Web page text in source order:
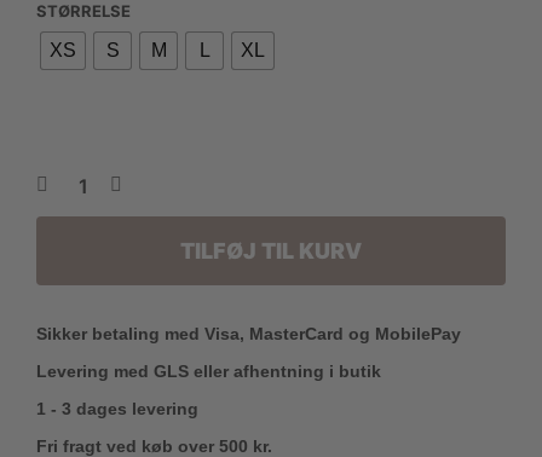
pris
var:
STØRRELSE
XS S M XL
TILFØJ TIL KURV
Sikker betaling med Visa, MasterCard og MobilePay
Levering med GLS eller afhentning i butik
1 - 3 dages levering
Fri fragt ved køb over 500 kr.